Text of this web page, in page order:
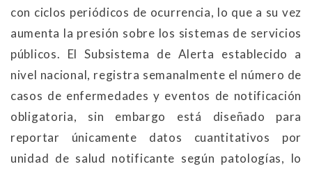
con ciclos periódicos de ocurrencia, lo que a su vez
aumenta la presión sobre los sistemas de servicios
públicos. El Subsistema de Alerta establecido a
nivel nacional, registra semanalmente el número de
casos de enfermedades y eventos de notificación
obligatoria, sin embargo está diseñado para
reportar únicamente datos cuantitativos por
unidad de salud notificante según patologías, lo